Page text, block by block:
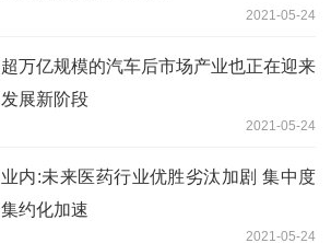
2021-05-24
超万亿规模的汽车后市场产业也正在迎来
发展新阶段
2021-05-24
业内:未来医药行业优胜劣汰加剧 集中度
集约化加速
2021-05-24